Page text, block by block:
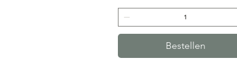
Bestellen